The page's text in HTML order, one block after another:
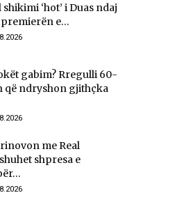
‘hot’ i Duas ndaj
e...
gabim? Rregulli 60-
që ndryshon gjithçka
me Real
shpresa e